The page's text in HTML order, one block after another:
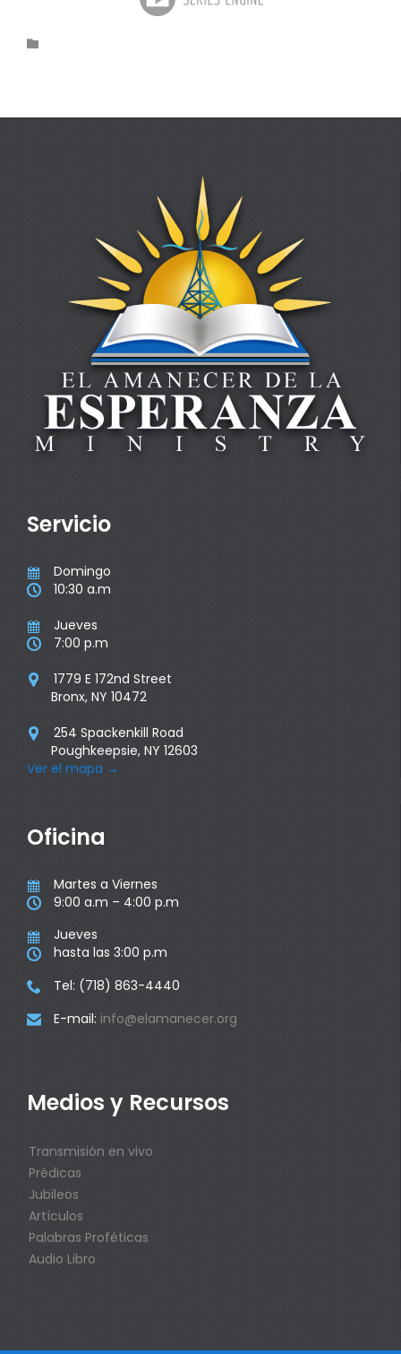

Servicio
 Domingo
 10:30 a.m
 Jueves
 7:00 p.m

1779 E 172nd Street
Bronx, NY 10472

254 Spackenkill Road
Poughkeepsie, NY 12603
Ver el mapa →
Oficina
 Martes a Viernes
 9:00 a.m – 4:00 p.m
 Jueves
 hasta las 3:00 p.m
 Tel: (718) 863-4440
 E-mail: info@elamanecer.org
Medios y Recursos
Transmisión en vivo
Prédicas
Jubileos
Artículos
Palabras Proféticas
Audio Libro